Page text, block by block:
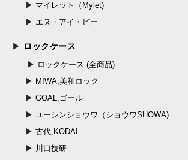
マイレット（Mylet)
エヌ・アイ・ピー
ロックケース
ロックケース (全商品)
MIWA,美和ロック
GOAL,ゴール
ユーシンショウワ（ショウワSHOWA)
古代,KODAI
川口技研